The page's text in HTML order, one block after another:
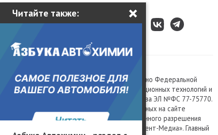
Читайте также: ×
Сетевое издание «Kolesa.ru», зарегистрировано Федеральной
службой по надзору в сфере связи, информационных технологий и
массовых коммуникаций, номер свидетельства ЭЛ №ФС 77-75770.
Любое использование материалов, размещенных на сайте
www.kolesa.ru, допускается только с письменного разрешения
правообладателя. Учредитель ООО «Президент-Медиа». Главный